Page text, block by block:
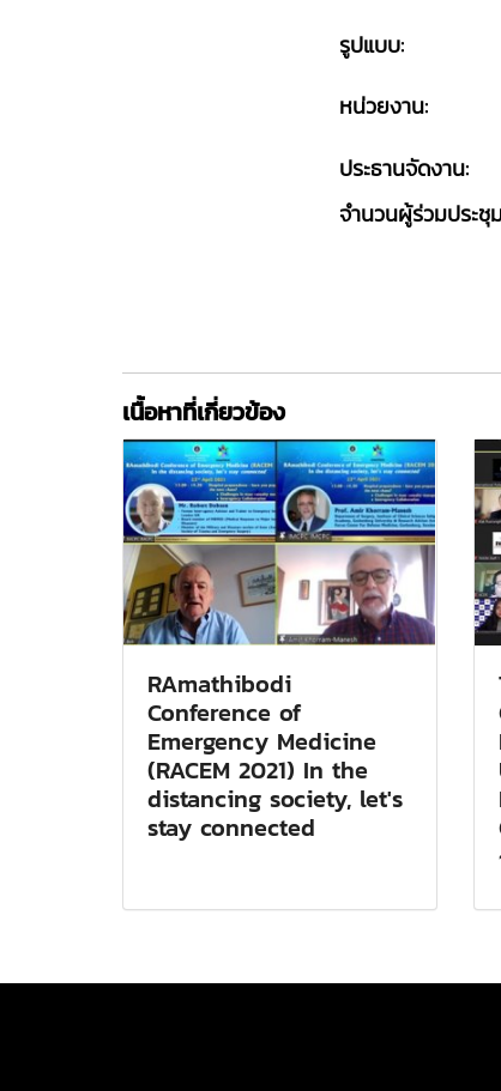
รูปแบบ:
หน่วยงาน:
ประธานจัดงาน:
จำนวนผู้ร่วมประชุ
เนื้อหาที่เกี่ยวข้อง
RAmathibodi
Conference of
Emergency Medicine
(RACEM 2021) In the
distancing society, let's
stay connected